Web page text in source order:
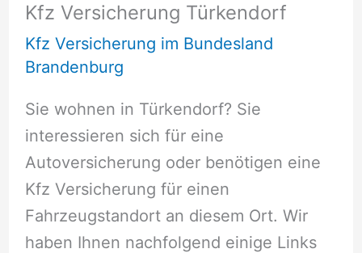
Kfz Versicherung Türkendorf
Kfz Versicherung im Bundesland
Brandenburg
Sie wohnen in Türkendorf? Sie
interessieren sich für eine
Autoversicherung oder benötigen eine
Kfz Versicherung für einen
Fahrzeugstandort an diesem Ort. Wir
haben Ihnen nachfolgend einige Links